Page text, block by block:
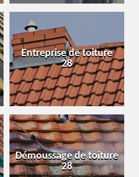
Entreprise de toiture
28
Démoussage de toiture
28